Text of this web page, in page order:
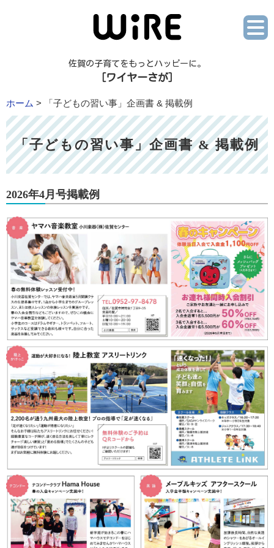
佐賀の子育てをもっとハッピーに。
［ワイヤーさが］
ホーム > 「子どもの習い事」企画書 & 掲載例
「子どもの習い事」企画書 & 掲載例
2026年4月号掲載例